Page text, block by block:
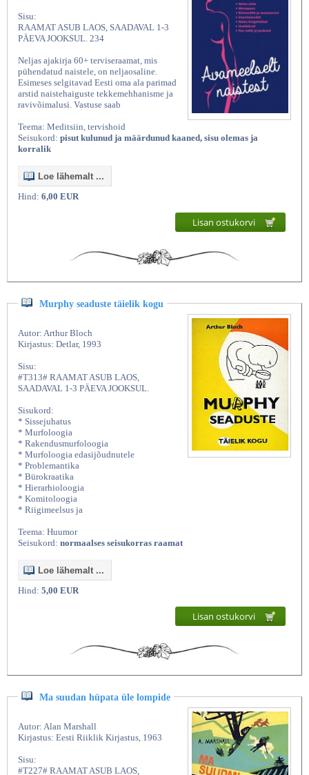
Sisu:
RAAMAT ASUB LAOS, SAADAVAL 1-3
PÄEVA JOOKSUL. 234
Neljas ajakirja 60+ terviseraamat, mis
pühendatud naistele, on neljaosaline.
Esimeses selgitavad Eesti oma ala parimad
arstid naistehaiguste tekkemehhanisme ja
ravivõimalusi. Vastuse saab
Teema: Meditsiin, tervishoid
Seisukord: pisut kulunud ja määrdunud kaaned, sisu olemas ja
korralik
Loe lähemalt ...
Hind: 6,00 EUR
Lisan ostukorvi
Murphy seaduste täielik kogu
Autor: Arthur Bloch
Kirjastus: Detlar, 1993
Sisu:
#T313# RAAMAT ASUB LAOS,
SAADAVAL 1-3 PÄEVA JOOKSUL.
Sisukord:
* Sissejuhatus
* Murfoloogia
* Rakendusmurfoloogia
* Murfoloogia edasijõudnutele
* Problemantika
* Bürokraatika
* Hierarhioloogia
* Komitoloogia
* Riigimeelsus ja
Teema: Huumor
Seisukord: normaalses seisukorras raamat
Loe lähemalt ...
Hind: 5,00 EUR
Lisan ostukorvi
Ma suudan hüpata üle lompide
Autor: Alan Marshall
Kirjastus: Eesti Riiklik Kirjastus, 1963
Sisu:
#T227# RAAMAT ASUB LAOS,